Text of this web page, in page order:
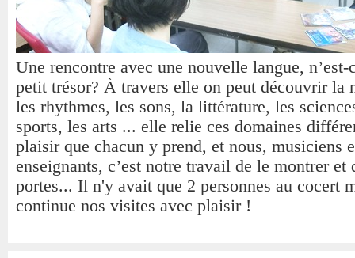
Une rencontre avec une nouvelle langue, n’est-
petit trésor? À travers elle on peut découvrir la
les rhythmes, les sons, la littérature, les
sports, les arts ... elle relie ces domaines
plaisir que chacun y prend, et nous, musiciens
enseignants, c’est notre travail de le montrer et
portes... Il n'y avait que 2 personnes au cocert
continue nos visites avec plaisir !